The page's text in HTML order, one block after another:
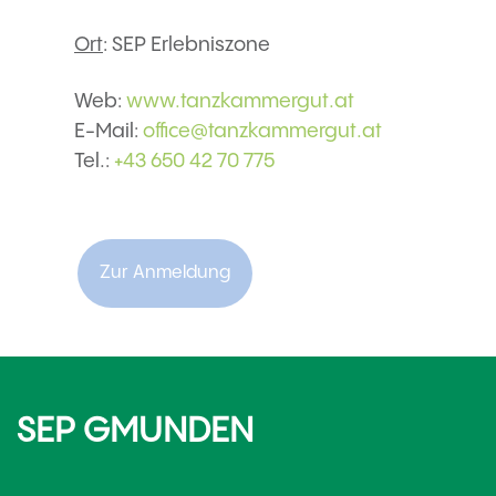
Ort: SEP Erlebniszone
Web: www.tanzkammergut.at
E-Mail: office@tanzkammergut.at
Tel.: +43 650 42 70 775
Zur Anmeldung
SEP GMUNDEN